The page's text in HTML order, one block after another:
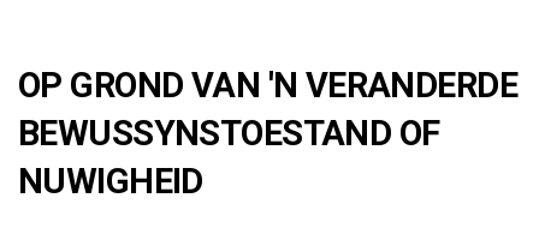
OP GROND VAN 'N VERANDERDE
BEWUSSYNSTOESTAND OF
NUWIGHEID